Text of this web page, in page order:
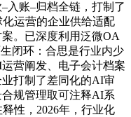
入账–归档全链，打制了
运营的企业供给适配
。已深度利用泛微OA
闭环：合思是行业内少
营阐发、电子会计档案
打制了差同化的AI审
规管理取可注释AI系
性，2026年，行业化